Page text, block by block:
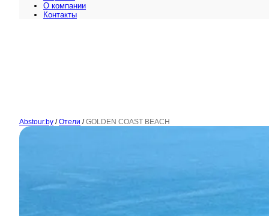
O компании
Контакты
Abstour.by / Отели / GOLDEN COAST BEACH